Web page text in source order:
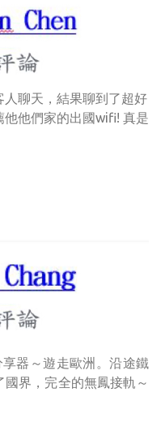
聊天，結果聊到了超好
他他們家的出國wifi! 真是
器～遊走歐洲。沿途鐵
界，完全的無鳳接軌～